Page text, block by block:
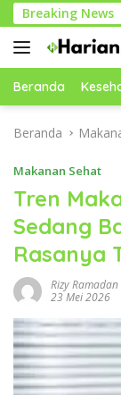
Langsung
ke
konten
Breaking News
Favorit
Beranda
Beranda
Makanan Sehat
Tren
Sedang
Rasanya
Rizy Ramadan
23 Mei 2026